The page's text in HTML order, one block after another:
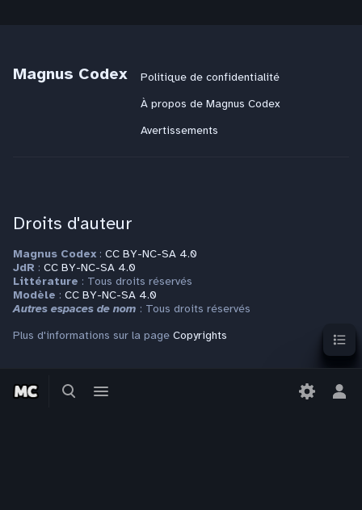
BasculerBasculer
le
Magnus Codex
Politique de confidentialité
À propos de Magnus Codex
Avertissements
Droits d'auteur
Magnus Codex : CC BY-NC-SA 4.0
JdR : CC BY-NC-SA 4.0
Littérature : Tous droits réservés
Modèle : CC BY-NC-SA 4.0
Autres espaces de nom : Tous droits réservés
Plus d'informations sur la page Copyrights
Contact